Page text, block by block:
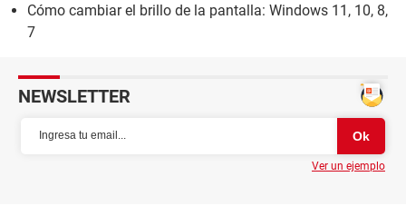
Cómo cambiar el brillo de la pantalla: Windows 11, 10, 8,
7
NEWSLETTER
Ver un ejemplo